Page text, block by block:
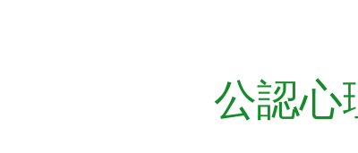
公認心